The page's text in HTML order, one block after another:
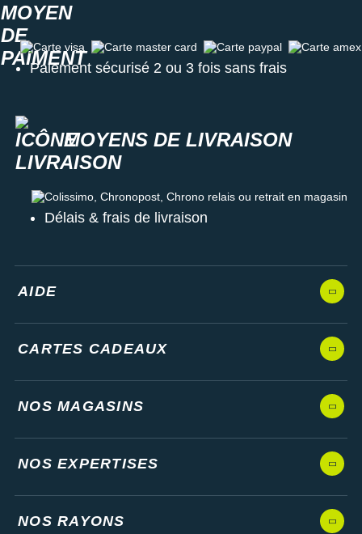
Carte visa Carte master card Carte paypal Carte amex
Paiement sécurisé 2 ou 3 fois sans frais
MOYENS DE LIVRAISON
Colissimo, Chronopost, Chrono relais ou retrait en magasin
Délais & frais de livraison
AIDE
CARTES CADEAUX
NOS MAGASINS
NOS EXPERTISES
NOS RAYONS